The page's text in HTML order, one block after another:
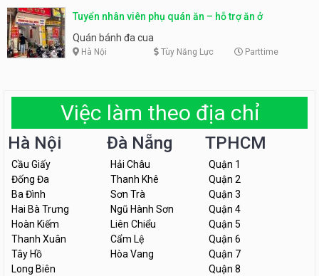
Tuyển nhân viên phụ quán ăn – hỗ trợ ăn ở
Quán bánh đa cua
Hà Nội Tùy Năng Lực Parttime
Việc làm theo địa chỉ
Hà Nội
Cầu Giấy
Đống Đa
Ba Đình
Hai Bà Trưng
Hoàn Kiếm
Thanh Xuân
Tây Hồ
Long Biên
Đà Nẵng
Hải Châu
Thanh Khê
Sơn Trà
Ngũ Hành Sơn
Liên Chiểu
Cẩm Lệ
Hòa Vang
TPHCM
Quận 1
Quận 2
Quận 3
Quận 4
Quận 5
Quận 6
Quận 7
Quận 8